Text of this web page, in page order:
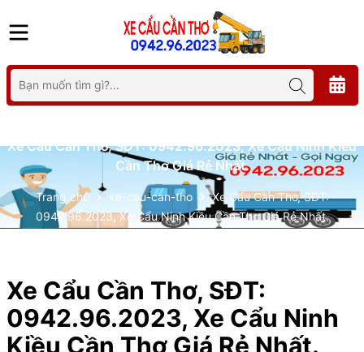
Xe Cẩu Cần Thơ, SĐT: 0942.96.2023, Xe Cẩu Ninh Kiều
Cần Thơ Giá Rẻ Nhất.
Trang chủ xe-cau-can-tho
Xe Cẩu Cần Thơ, SĐT:
0942.96.2023, Xe Cẩu Ninh Kiều Cần Thơ Giá Rẻ Nhất.
Xe Cẩu Cần Thơ, SĐT:
0942.96.2023, Xe Cẩu Ninh
Kiều Cần Thơ Giá Rẻ Nhất.